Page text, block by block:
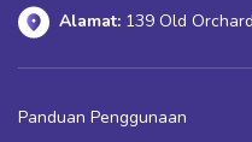
Alamat: 139 Old
Panduan Penggunaan